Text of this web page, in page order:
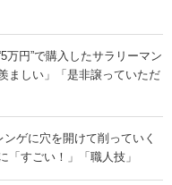
万円”で購入したサラリーマン
しい」「是非譲っていただ
ゲに穴を開けて削っていく
すごい！」「職人技」